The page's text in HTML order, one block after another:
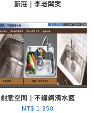
新莊｜李老闆案
創意空間｜不鏽鋼滴水籃
NT$ 1,350